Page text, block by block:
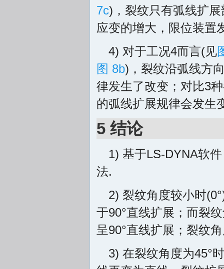
7c)，裂纹只有弧线扩
应变的增大，限位装置
4) 对于工况4而言(见
图 8b)，裂纹沿弧线方
律发生了改变；对比3
的弧线扩展规律会发生
5 结论
1) 基于LS-DYNA软
法.
2) 裂纹角度较小时
于90°直线扩展；而裂
呈90°直线扩展；裂纹
3) 在裂纹角度为45°